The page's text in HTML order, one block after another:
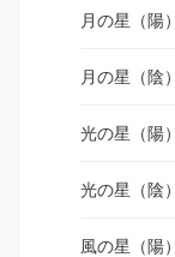
月の星（陽）
月の星（陰）
光の星（陽）
光の星（陰）
風の星（陽）